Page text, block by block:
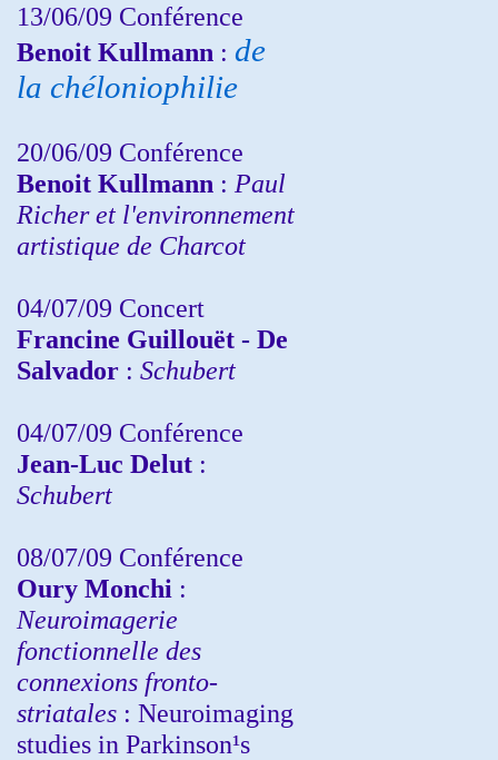
13/06/09 Conférence
Benoit Kullmann : de
la chéloniophilie
20/06/09 Conférence
Benoit Kullmann : Paul
Richer et l'environnement
artistique de Charcot
04/07/09 Concert
Francine Guillouët - De
Salvador : Schubert
04/07/09 Conférence
Jean-Luc Delut :
Schubert
08/07/09 Conférence
Oury Monchi :
Neuroimagerie
fonctionnelle des
connexions fronto-
striatales : Neuroimaging
studies in Parkinson¹s